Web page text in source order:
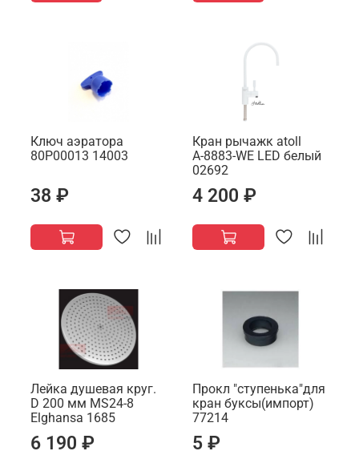
Ключ аэратора
80Р00013 14003
38 ₽
Кран рычажк atoll
А-8883-WE LED белый
02692
4 200 ₽
Лейка душевая круг.
D 200 мм MS24-8
Elghansa 1685
6 190 ₽
Прокл "ступенька"для
кран буксы(импорт)
77214
5 ₽